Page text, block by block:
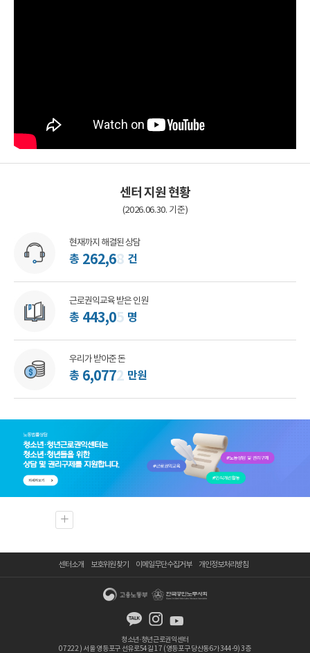
센터 지원 현황
(2026.06.30. 기준)
현재까지 해결된 상담
총 262,63 건
근로권익교육 받은 인원
총 443,08 명
우리가 받아준 돈
총 6,0775 만원
센터소개 보호위원 찾기 이메일무단수집거부 개인정보처리방침
청소년·청년근로권익센터
07222 ) 서울 영등포구 선유로54길 17 (영등포구 당산동6가 344-9) 3층